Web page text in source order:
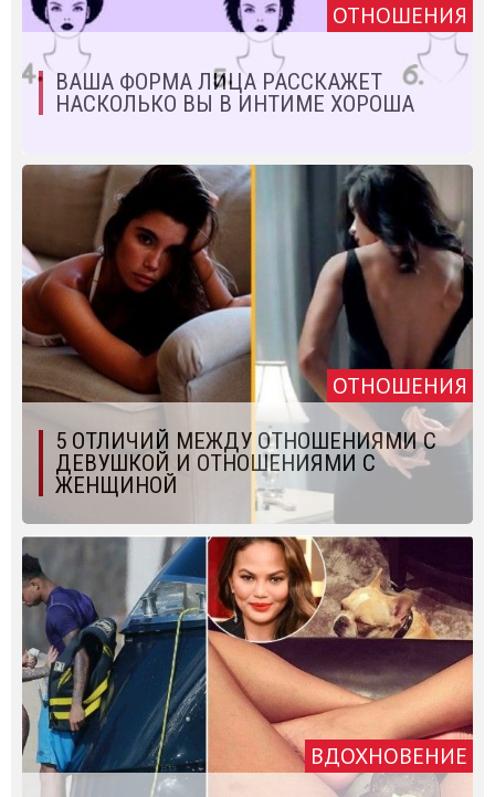
ОТНОШЕНИЯ
ВАША ФОРМА ЛИЦА РАССКАЖЕТ
НАСКОЛЬКО ВЫ В ИНТИМЕ ХОРОША
ОТНОШЕНИЯ
5 ОТЛИЧИЙ МЕЖДУ ОТНОШЕНИЯМИ С
ДЕВУШКОЙ И ОТНОШЕНИЯМИ С
ЖЕНЩИНОЙ
ВДОХНОВЕНИЕ